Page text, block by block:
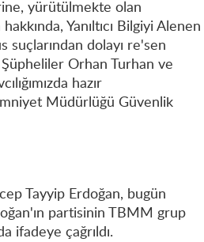
yürütülmekte olan
Yanıltıcı Bilgiyi Alenen
suçlarından dolayı re'sen
Orhan Turhan ve
hazır
Müdürlüğü Güvenlik
Tayyip Erdoğan, bugün
partisinin TBMM grup
ifadeye çağrıldı.